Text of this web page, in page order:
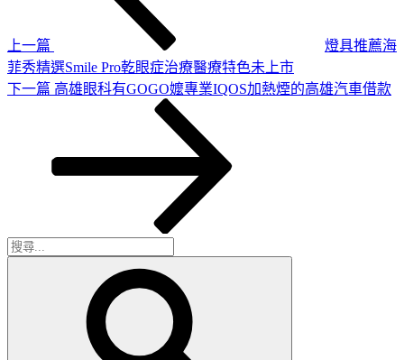
上一篇
燈具推薦海
菲秀精選Smile Pro乾眼症治療醫療特色未上市
下
下一篇 高雄眼科有GOGO嬤專業IQOS加熱煙的高雄汽車借款
搜